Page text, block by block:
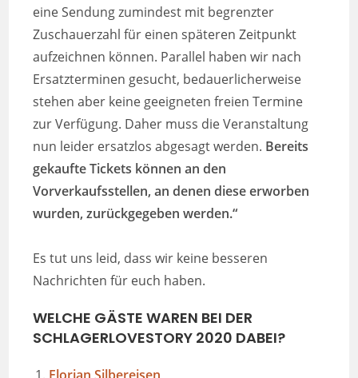
eine Sendung zumindest mit begrenzter
Zuschauerzahl für einen späteren Zeitpunkt
aufzeichnen können. Parallel haben wir nach
Ersatzterminen gesucht, bedauerlicherweise
stehen aber keine geeigneten freien Termine
zur Verfügung. Daher muss die Veranstaltung
nun leider ersatzlos abgesagt werden. Bereits
gekaufte Tickets können an den
Vorverkaufsstellen, an denen diese erworben
wurden, zurückgegeben werden.“
Es tut uns leid, dass wir keine besseren
Nachrichten für euch haben.
WELCHE GÄSTE WAREN BEI DER
SCHLAGERLOVESTORY 2020 DABEI?